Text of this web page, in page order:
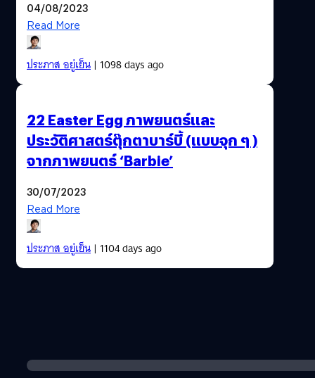
04/08/2023
Read More
ประภาส อยู่เย็น| 1098 days ago
22 Easter Egg ภาพยนตร์และ
ประวัติศาสตร์ตุ๊กตาบาร์บี้ (แบบจุก ๆ )
จากภาพยนตร์ ‘Barbie’
30/07/2023
Read More
ประภาส อยู่เย็น| 1104 days ago